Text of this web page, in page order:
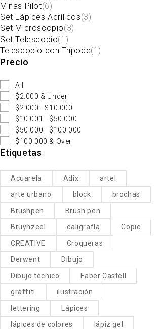
Minas Pilot(6)
Set Lápices Acrílicos(3)
Set Microscopio(3)
Set Telescopio(1)
Telescopio con Trípode(1)
Precio
All
$2.000 & Under
$2.000 - $10.000
$10.001 - $50.000
$50.000 - $100.000
$100.000 & Over
Etiquetas
Acuarela Adix
artel
arte urbano
block
brochas
Brushpen
Brush pen
Bruynzeel
caligrafía
Copic
CREATIVE
Croqueras
Derwent
Dibujo
Dibujo técnico
Faber Castell
graffiti
ilustración
lettering
Lápices
lápices de colores
lápiz gel